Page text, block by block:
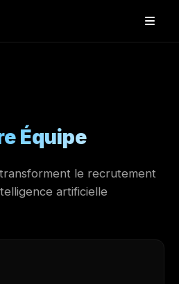
Équipe
le recrutement
artificielle